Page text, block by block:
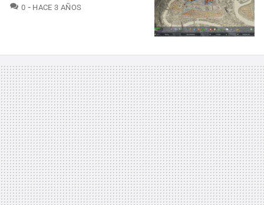
0 COMENTARIOS
HACE 3 AÑOS